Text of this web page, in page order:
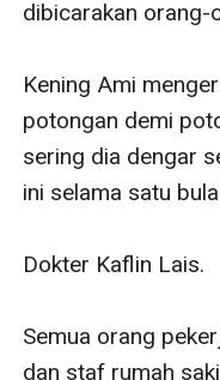
mempertemukan
cara ilegal (di luar
penulis!